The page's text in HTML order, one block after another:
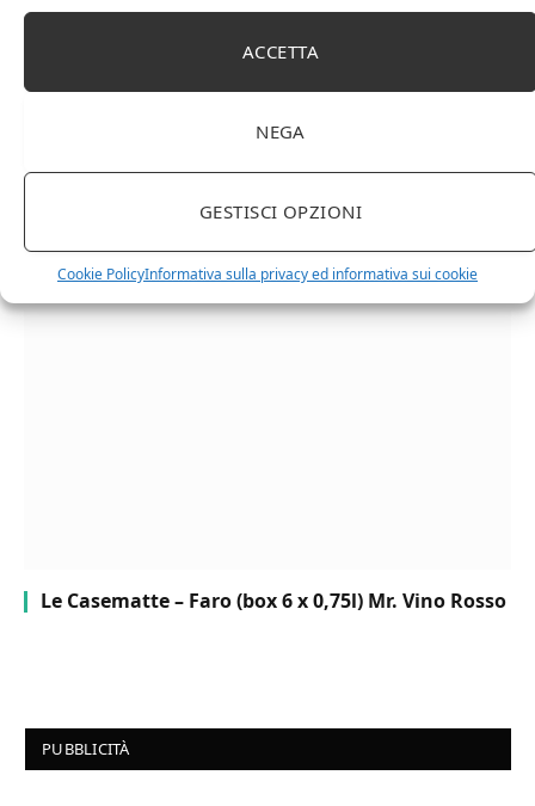
ACCETTA
NEGA
GESTISCI OPZIONI
Cookie PolicyInformativa sulla privacy ed informativa sui cookie
(box 3 x 0,75l) Mr. Vino bianco
Le Casematte – Faro (box 6 x 0,75l) Mr. Vino Rosso
PUBBLICITÀ